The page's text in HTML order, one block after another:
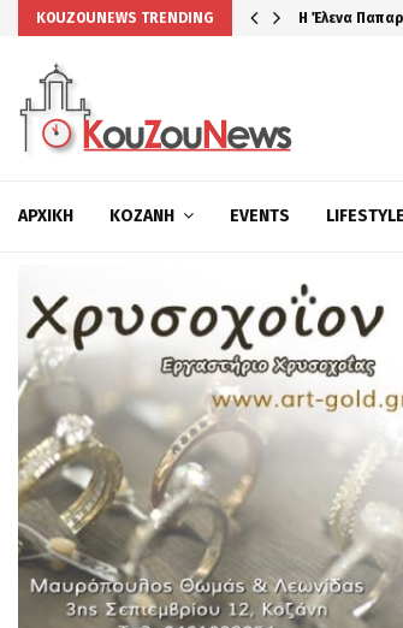
KOUZOUNEWS TRENDING Η Έλενα
ΑΡΧΙΚΉ ΚΟΖΆΝΗ EVENTS LIFESTYLE